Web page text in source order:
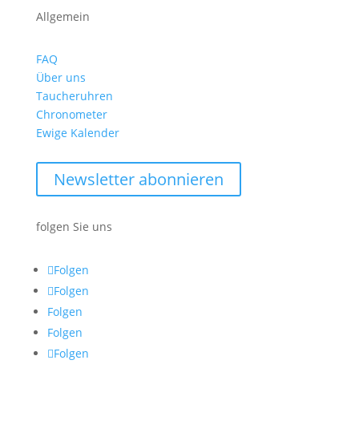
Allgemein
FAQ
Über uns
Taucheruhren
Chronometer
Ewige Kalender
Newsletter abonnieren
folgen Sie uns
Folgen
Folgen
Folgen
Folgen
Folgen